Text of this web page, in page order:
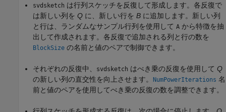
svdsketch は行列スケッチを反復して形成します。各反復で
は新しい列を Q に、新しい行を B に追加します。新しい列
と行は、ランダムなサンプル行列を使用して A から特徴を抽
出して作成されます。各反復で追加される列と行の数を
BlockSize の名前と値のペアで制御できます。
それぞれの反復中、 svdsketch はべき乗の反復を使用して Q
の新しい列の直交性を向上させます。
NumPowerIterations 名
前と値のペアを使用してべき乗の反復の数を調整できます。